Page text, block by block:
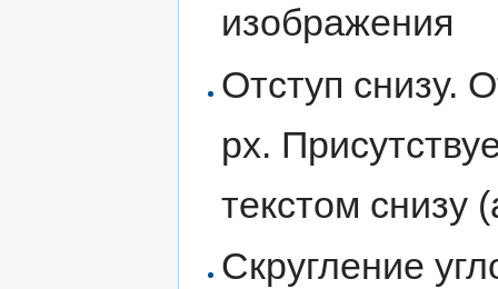
изображения
Отступ снизу.
px.
текстом снизу
Скругление